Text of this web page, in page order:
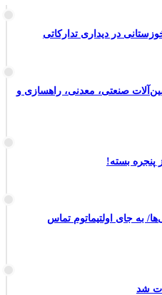
در دیداری تدارکاتی
صنعتی، معدنی، راهسازی و
پنجره بسته!
به جای اولتیماتوم تماس
شد